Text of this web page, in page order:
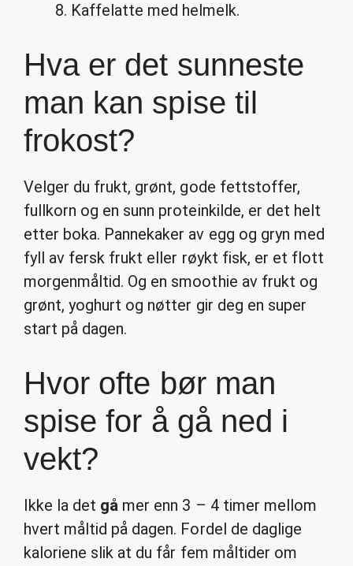
Kaffelatte med helmelk.
Hva er det sunneste
man kan spise til
frokost?
Velger du frukt, grønt, gode fettstoffer,
fullkorn og en sunn proteinkilde, er det helt
etter boka. Pannekaker av egg og gryn med
fyll av fersk frukt eller røykt fisk, er et flott
morgenmåltid. Og en smoothie av frukt og
grønt, yoghurt og nøtter gir deg en super
start på dagen.
Hvor ofte bør man
spise for å gå ned i
vekt?
Ikke la det gå mer enn 3 – 4 timer mellom
hvert måltid på dagen. Fordel de daglige
kaloriene slik at du får fem måltider om